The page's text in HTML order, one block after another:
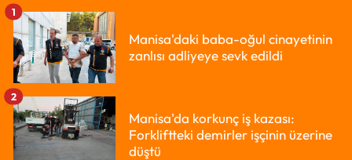
Manisa'daki baba-oğul cinayetinin
zanlısı adliyeye sevk edildi
1
Manisa'da korkunç iş kazası:
Forkliftteki demirler işçinin üzerine
düştü
2